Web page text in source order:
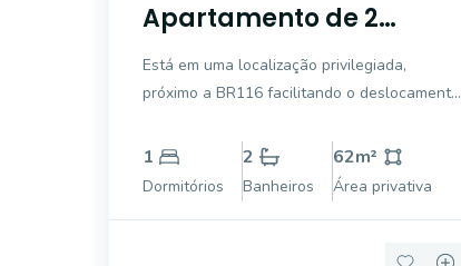
Apartamento de 2
dormitórios amplos, 1
deles suíte
Está em uma localização privilegiada,
próximo a BR116 facilitando o deslocamento
seupermercados, padaria, fruteira,
restaurantes, farmácia, petshop, academia,
escolas entre outros, dá pra ir apé em tudo.
1
Dormitórios
2
Banheiros
62m²
Área privativa